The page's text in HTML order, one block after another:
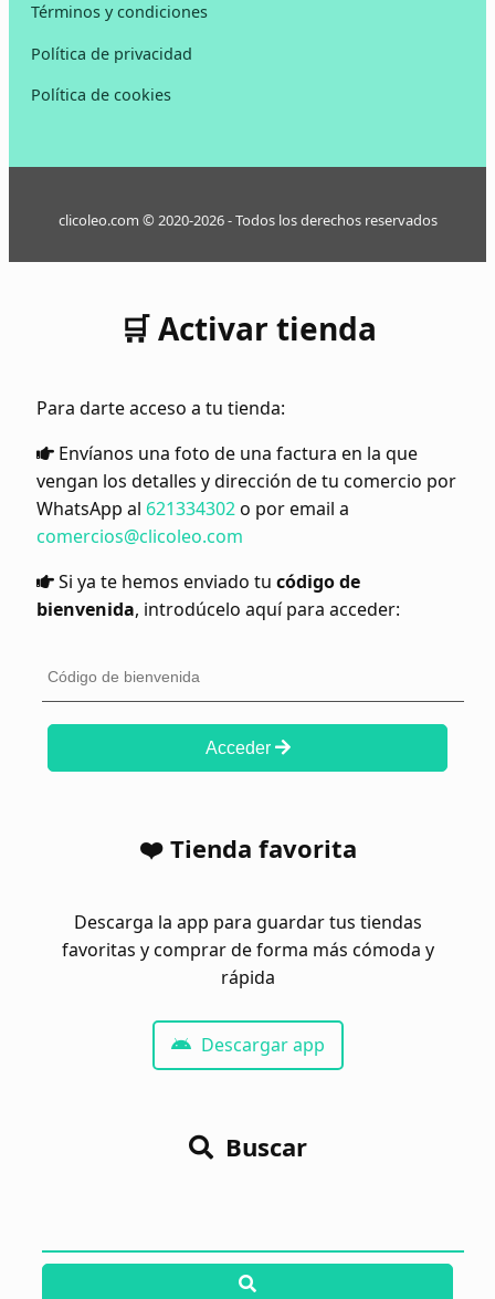
Términos y condiciones
Política de privacidad
Política de cookies
clicoleo.com © 2020-2026 - Todos los derechos reservados
🛒 Activar tienda
Para darte acceso a tu tienda:
Envíanos una foto de una factura en la que
vengan los detalles y dirección de tu comercio por
WhatsApp al 621334302o por email a
comercios@clicoleo.com
Si ya te hemos enviado tu código de
bienvenida, introdúcelo aquí para acceder:
Acceder
❤️ Tienda favorita
Descarga la app para guardar tus tiendas
favoritas y comprar de forma más cómoda y
rápida
Descargar app
Buscar